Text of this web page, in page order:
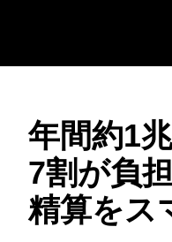
年間約1
7割が負
精算をス